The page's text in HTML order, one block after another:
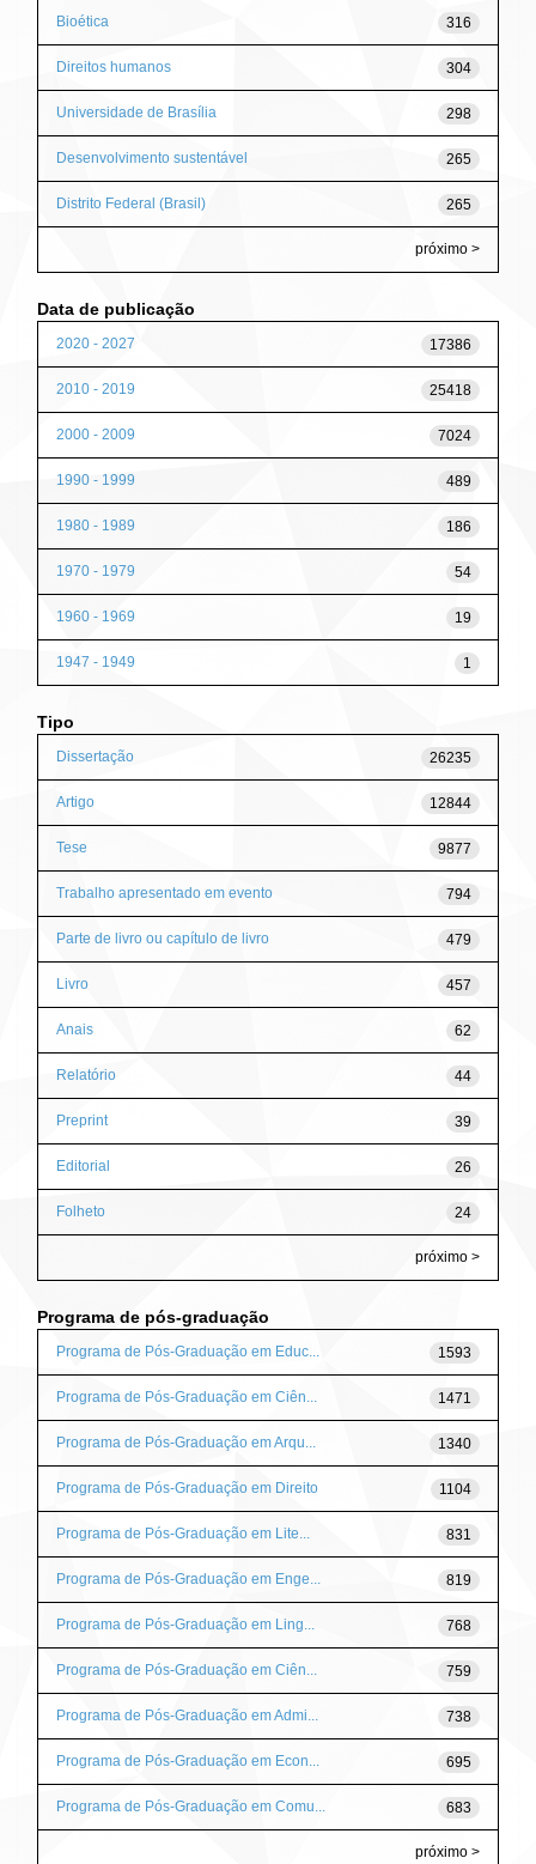
316
Bioética
304
Direitos humanos
298
Universidade de Brasília
265
Desenvolvimento sustentável
265
Distrito Federal (Brasil)
próximo >
Data de publicação
17386
2020 - 2027
25418
2010 - 2019
7024
2000 - 2009
489
1990 - 1999
186
1980 - 1989
54
1970 - 1979
19
1960 - 1969
1
1947 - 1949
Tipo
26235
Dissertação
12844
Artigo
9877
Tese
794
Trabalho apresentado em evento
479
Parte de livro ou capítulo de livro
457
Livro
62
Anais
44
Relatório
39
Preprint
26
Editorial
24
Folheto
próximo >
Programa de pós-graduação
1593
Programa de Pós-Graduação em Educ...
1471
Programa de Pós-Graduação em Ciên...
1340
Programa de Pós-Graduação em Arqu...
1104
Programa de Pós-Graduação em Direito
831
Programa de Pós-Graduação em Lite...
819
Programa de Pós-Graduação em Enge...
768
Programa de Pós-Graduação em Ling...
759
Programa de Pós-Graduação em Ciên...
738
Programa de Pós-Graduação em Admi...
695
Programa de Pós-Graduação em Econ...
683
Programa de Pós-Graduação em Comu...
próximo >